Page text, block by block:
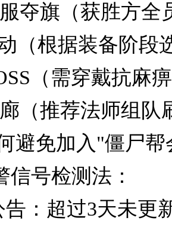
夺旗（获胜方全
（根据装备阶段
（需穿戴抗麻
（推荐法师组队
避免加入"僵尸帮
信号检测法：
告：超过3天未更